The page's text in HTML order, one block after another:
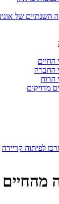
השנתיים של
החיים
החברה
הרוח
מדויקים
לפיתוח קריירה
מהחיים